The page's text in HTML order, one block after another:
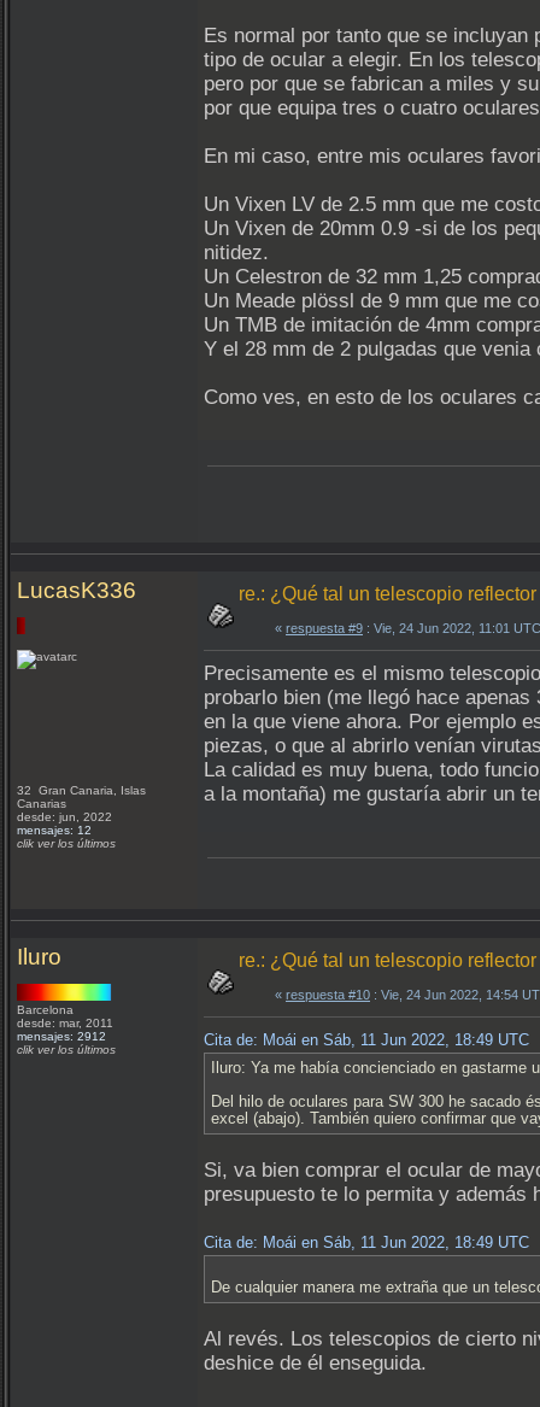
Es normal por tanto que se incluyan
tipo de ocular a elegir. En los
pero por que se fabrican a miles y
por que equipa tres o cuatro
En mi caso, entre mis oculares
Un Vixen LV de 2.5 mm que me
Un Vixen de 20mm 0.9 -si de los
nitidez.
Un Celestron de 32 mm 1,25
Un Meade plössl de 9 mm que me
Un TMB de imitación de 4mm
Y el 28 mm de 2 pulgadas que
Como ves, en esto de los oculares
LucasK336
32 Gran Canaria, Islas
Canarias
desde: jun, 2022
mensajes: 12
clik ver los últimos
re.: ¿Qué tal un telescopio
« respuesta #9 : Vie, 24 Jun 2022, 11:01
Precisamente es el mismo
probarlo bien (me llegó hace
en la que viene ahora. Por ejemplo
piezas, o que al abrirlo venían
La calidad es muy buena, todo
a la montaña) me gustaría abrir un
Iluro
Barcelona
desde: mar, 2011
mensajes: 2912
clik ver los últimos
re.: ¿Qué tal un telescopio
« respuesta #10 : Vie, 24 Jun 2022, 14:54
Cita de: Moái en Sáb, 11 Jun 2022, 18:49 UTC
Iluro: Ya me había concienciado en
Del hilo de oculares para SW 300 he sacado
excel (abajo). También quiero confirmar que
Si, va bien comprar el ocular de
presupuesto te lo permita y además
Cita de: Moái en Sáb, 11 Jun 2022, 18:49 UTC
De cualquier manera me extraña que un
Al revés. Los telescopios de cierto
deshice de él enseguida.